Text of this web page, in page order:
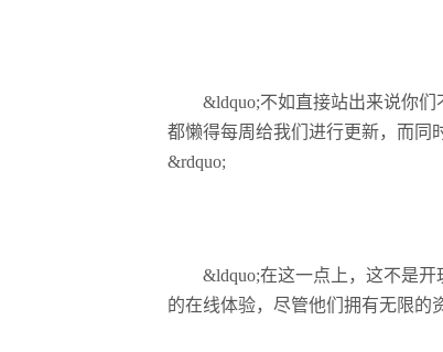
&ldquo;不如直接站出来说你们
都懒得每周给我们进行更新，而同
&rdquo;
&ldquo;在这一点上，这不是开
的在线体验，尽管他们拥有无限的